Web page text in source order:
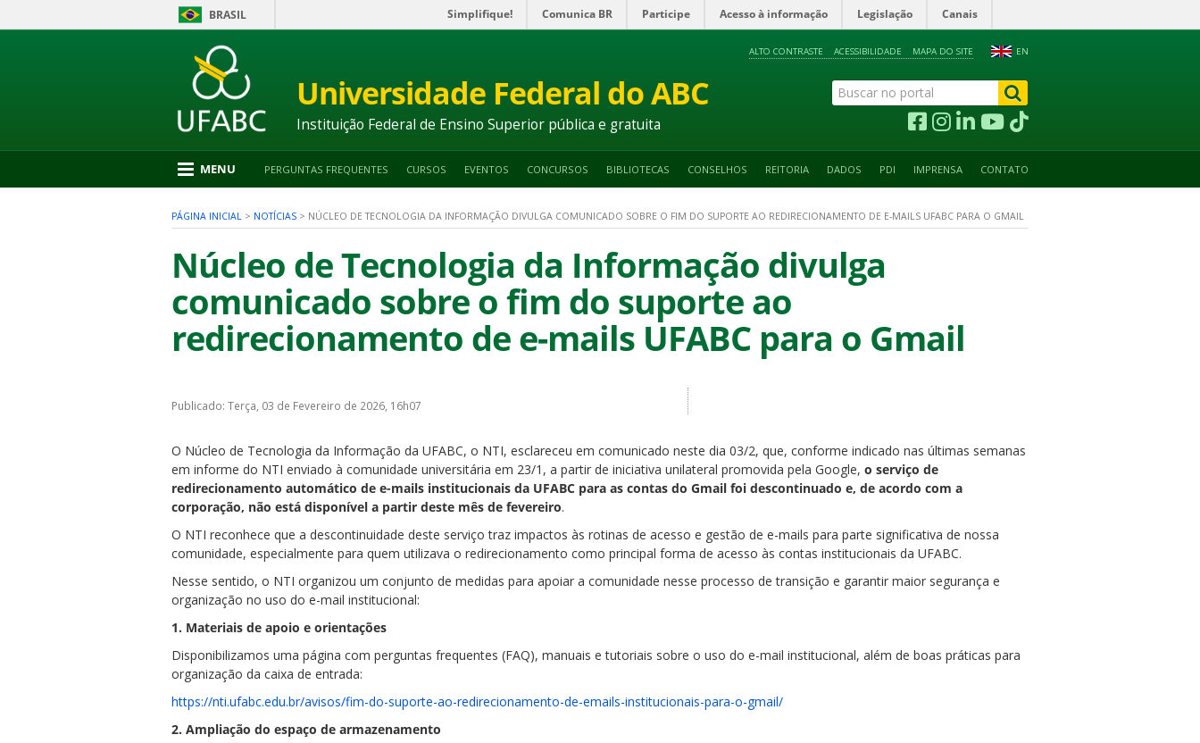
BRASIL Simplifique! Comunica BR Participe Acesso à informação Legislação Canais
para
2
Ir
4
EN
ALTO CONTRASTE ACESSIBILIDADE MAPA DO SITE
Universidade Federal do ABC
Instituição Federal de Ensino Superior pública e gratuita
MENU PERGUNTAS FREQUENTES CURSOS EVENTOS CONCURSOS BIBLIOTECAS CONSELHOS REITORIA DADOS PDI IMPRENSA CONTATO
PÁGINA INICIAL > NOTÍCIAS > NÚCLEO DE TECNOLOGIA DA INFORMAÇÃO DIVULGA COMUNICADO SOBRE O FIM DO SUPORTE AO REDIRECIONAMENTO DE E-MAILS UFABC PARA O GMAIL
Núcleo de Tecnologia da Informação divulga
comunicado sobre o fim do suporte ao
redirecionamento de e-mails UFABC para o Gmail
Publicado: Terça, 03 de Fevereiro de 2026, 16h07
O Núcleo de Tecnologia da Informação da UFABC, o NTI, esclareceu em comunicado neste dia 03/2, que, conforme indicado nas últimas semanas
em informe do NTI enviado à comunidade universitária em 23/1, a partir de iniciativa unilateral promovida pela Google, o serviço de
redirecionamento automático de e-mails institucionais da UFABC para as contas do Gmail foi descontinuado e, de acordo com a
corporação, não está disponível a partir deste mês de fevereiro.
O NTI reconhece que a descontinuidade deste serviço traz impactos às rotinas de acesso e gestão de e-mails para parte significativa de nossa
comunidade, especialmente para quem utilizava o redirecionamento como principal forma de acesso às contas institucionais da UFABC.
Nesse sentido, o NTI organizou um conjunto de medidas para apoiar a comunidade nesse processo de transição e garantir maior segurança e
organização no uso do e-mail institucional:
1. Materiais de apoio e orientações
Disponibilizamos uma página com perguntas frequentes (FAQ), manuais e tutoriais sobre o uso do e-mail institucional, além de boas práticas para
organização da caixa de entrada:
https://nti.ufabc.edu.br/avisos/fim-do-suporte-ao-redirecionamento-de-emails-institucionais-para-o-gmail/
2. Ampliação do espaço de armazenamento